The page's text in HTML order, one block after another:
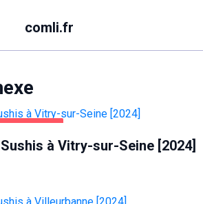
comli.fr
SUR-SEINE
à Vitry-sur-Seine [2024]